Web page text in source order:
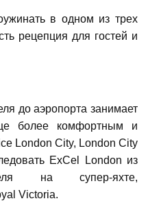
в одном из трех
рецепция для гостей и
до аэропорта занимает
более комфортным и
London City, London City
ExCel London из
на супер-яхте,
Victoria.